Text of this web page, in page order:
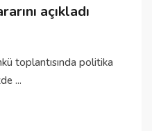
açıkladı
toplantısında politika
...